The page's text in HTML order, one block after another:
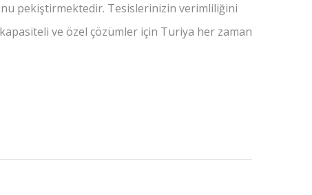
pekiştirmektedir. Tesislerinizin verimliliğini
ve özel çözümler için Turiya her zaman